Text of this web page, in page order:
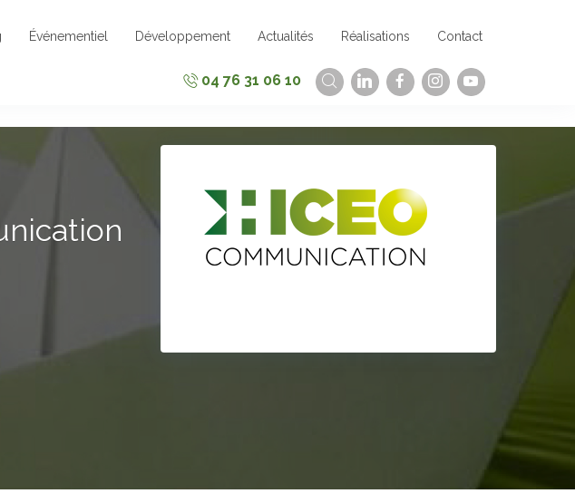
Événementiel Développement Actualités Réalisations Contact
04 76 31 06 10